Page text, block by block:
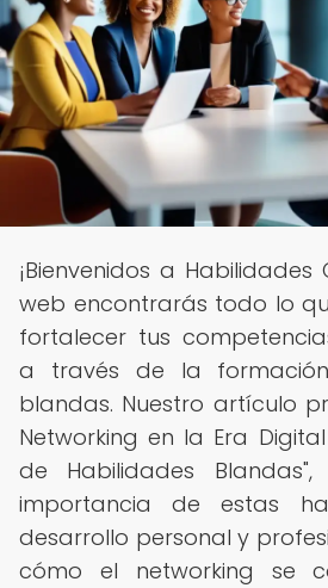
¡Bienvenidos a Habilidades
web encontrarás todo lo
fortalecer tus
a través de la
blandas. Nuestro artículo
Networking en la Era
de Habilidades
importancia de estas
desarrollo personal y
cómo el networking se